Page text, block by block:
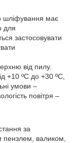
шліфування має
для
застосовувати
від пилу.
+10 ºC до +30 ºC,
умови –
повітря –
за
пензлем, валиком,